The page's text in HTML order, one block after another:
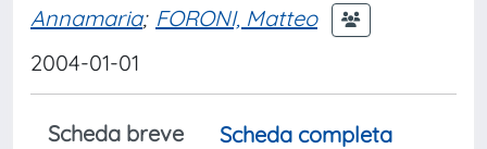
Annamaria; FORONI, Matteo
2004-01-01
Scheda breve
Scheda completa